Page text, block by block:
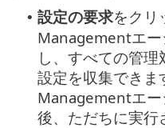
• 設定の要求をクリ
Managementエ
し、すべての管
設定を収集できま
Managementエー
後、ただちに実行